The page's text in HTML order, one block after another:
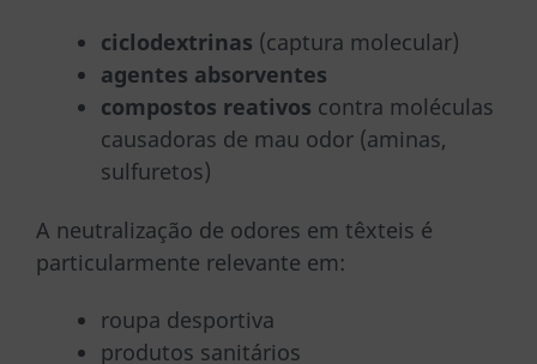
ciclodextrinas (captura molecular)
agentes absorventes
compostos reativos contra moléculas
causadoras de mau odor (aminas,
sulfuretos)
A neutralização de odores em têxteis é
particularmente relevante em:
roupa desportiva
produtos sanitários